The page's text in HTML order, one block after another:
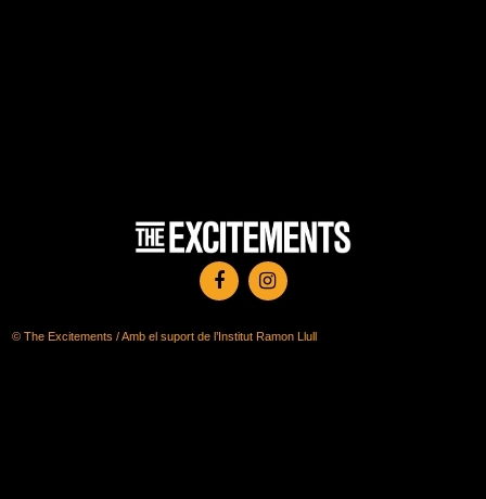
© The Excitements / Amb el suport de l’Institut Ramon Llull